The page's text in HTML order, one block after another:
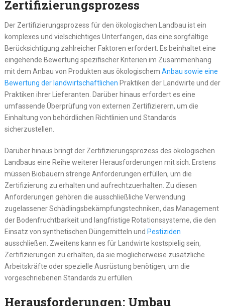
Zertifizierungsprozess
Der Zertifizierungsprozess für den ökologischen Landbau ist ein
komplexes und vielschichtiges Unterfangen, das eine sorgfältige
Berücksichtigung zahlreicher Faktoren erfordert. Es beinhaltet eine
eingehende Bewertung spezifischer Kriterien im Zusammenhang
mit dem Anbau von Produkten aus ökologischem Anbau sowie eine
Bewertung der landwirtschaftlichen Praktiken der Landwirte und der
Praktiken ihrer Lieferanten. Darüber hinaus erfordert es eine
umfassende Überprüfung von externen Zertifizierern, um die
Einhaltung von behördlichen Richtlinien und Standards
sicherzustellen.
Darüber hinaus bringt der Zertifizierungsprozess des ökologischen
Landbaus eine Reihe weiterer Herausforderungen mit sich. Erstens
müssen Biobauern strenge Anforderungen erfüllen, um die
Zertifizierung zu erhalten und aufrechtzuerhalten. Zu diesen
Anforderungen gehören die ausschließliche Verwendung
zugelassener Schädlingsbekämpfungstechniken, das Management
der Bodenfruchtbarkeit und langfristige Rotationssysteme, die den
Einsatz von synthetischen Düngemitteln und Pestiziden
ausschließen. Zweitens kann es für Landwirte kostspielig sein,
Zertifizierungen zu erhalten, da sie möglicherweise zusätzliche
Arbeitskräfte oder spezielle Ausrüstung benötigen, um die
vorgeschriebenen Standards zu erfüllen.
Herausforderungen: Umbau